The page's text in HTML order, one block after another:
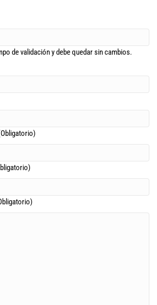
de validación y debe quedar sin cambios.